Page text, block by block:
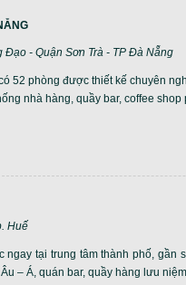
Đạo - Quận Sơn Trà - TP Đà Nẵng
52 phòng được thiết kế chuyên
nhà hàng, quầy bar, coffee
Huế
ngay tại trung tâm thành phố, gần
– Á, quán bar, quầy hàng lưu